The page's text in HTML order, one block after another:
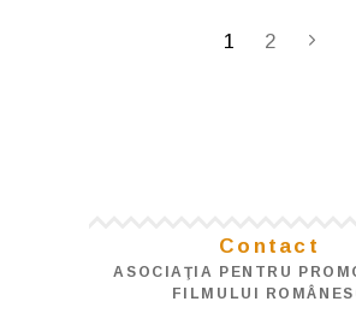
1 2
Contact
ASOCIAŢIA PENTRU
FILMULUI